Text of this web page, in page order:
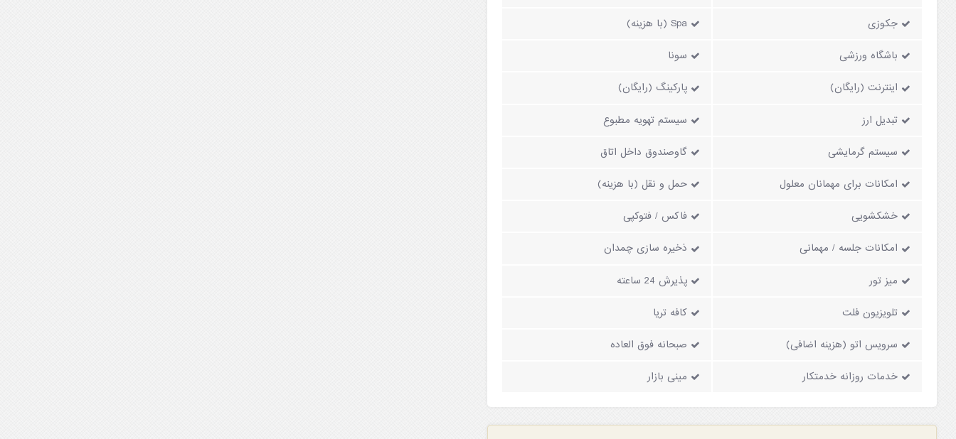
جکوزی Spa (با هزینه)
باشگاه ورزشی سونا
اینترنت (رایگان) پارکینگ (رایگان)
تبدیل ارز سیستم تهویه مطبوع
سیستم گرمایشی گاوصندوق داخل اتاق
امکانات برای مهمانان معلول حمل و نقل (با هزینه)
خشکشویی فاکس / فتوکپی
امکانات جلسه / مهمانی ذخیره سازی چمدان
میز تور پذیرش 24 ساعته
تلویزیون فلت کافه تریا
سرویس اتو (هزینه اضافی) صبحانه فوق العاده
خدمات روزانه خدمتکار مینی بازار